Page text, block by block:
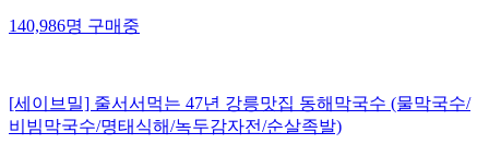
140,986명 구매중
[세이브밀] 줄서서먹는 47년 강릉맛집 동해막국수 (물막국수/
비빔막국수/명태식해/녹두감자전/순살족발)